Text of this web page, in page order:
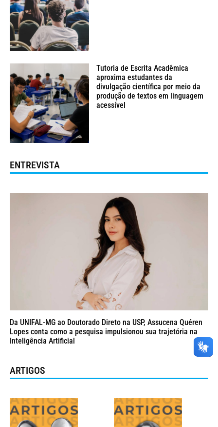
Tutoria de Escrita Acadêmica
aproxima estudantes da
divulgação científica por meio da
produção de textos em linguagem
acessível
ENTREVISTA
Da UNIFAL-MG ao Doutorado Direto na USP, Assucena Quéren
Lopes conta como a pesquisa impulsionou sua trajetória na
Inteligência Artificial
ARTIGOS